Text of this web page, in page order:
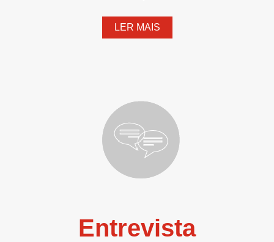
LER MAIS
Entrevista